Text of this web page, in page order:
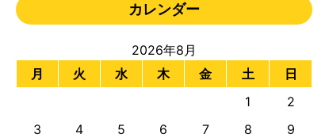
カレンダー
2026年8月
月
火 水 木 金 土 日
1
2
3
4 5 6 7 8
9